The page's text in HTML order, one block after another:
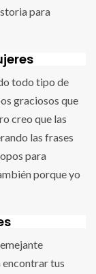
para
todo tipo de
graciosos que
creo que las
las frases
para
porque yo
encontrar tus